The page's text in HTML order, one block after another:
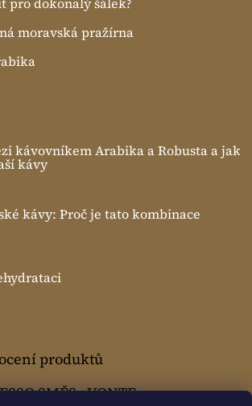
moravská pražírna
kávovníkem Arabika a Robusta a jak
kávy
kávy: Proč je tato kombinace
produktů
SMĚS - VONTE